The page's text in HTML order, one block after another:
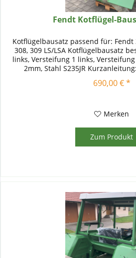
Fendt Kotflügel-
Kotflügelbausatz passend für: Fendt
308, 309 LS/LSA Kotflügelbausatz
links, Versteifung 1 links,
2mm, Stahl S235JR
690,00 € *
Merken
Zum Produkt